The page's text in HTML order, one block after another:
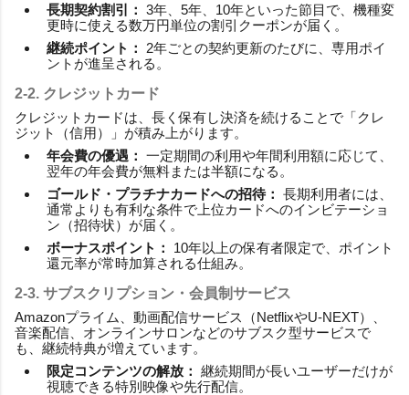
長期契約割引： 3年、5年、10年といった節目で、機種変
更時に使える数万円単位の割引クーポンが届く。
継続ポイント：
2年ごとの契約更新のたびに、専用ポイ
ントが進呈される。
2-2. クレジットカード
クレジットカードは、長く保有し決済を続けることで「クレ
ジット（信用）」が積み上がります。
年会費の優遇： 一定期間の利用や年間利用額に応じて、
翌年の年会費が無料または半額になる。
ゴールド・プラチナカードへの招待： 長期利用者には、
通常よりも有利な条件で上位カードへのインビテーショ
ン（招待状）が届く。
ボーナスポイント：
10年以上の保有者限定で、ポイント
還元率が常時加算される仕組み。
2-3. サブスクリプション・会員制サービス
Amazonプライム、動画配信サービス（NetflixやU-NEXT）、
音楽配信、オンラインサロンなどのサブスク型サービスで
も、継続特典が増えています。
限定コンテンツの解放： 継続期間が長いユーザーだけが
視聴できる特別映像や先行配信。